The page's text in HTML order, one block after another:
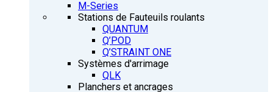
M-Series
Stations de Fauteuils roulants
QUANTUM
Q’POD
Q’STRAINT ONE
Systèmes d'arrimage
QLK
Planchers et ancrages